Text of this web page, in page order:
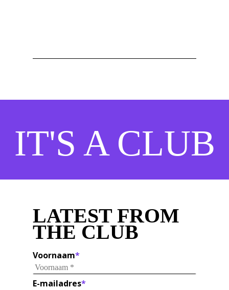
IT'S A CLUB
LATEST FROM
THE CLUB
Voornaam*
E-mailadres*